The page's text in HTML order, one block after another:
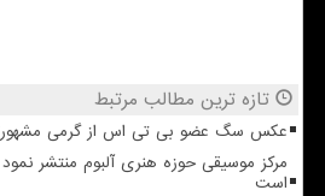
تازه ترین مطالب مرتبط
عکس سگ عضو بی تی اس از گرمی
مرکز موسیقی حوزه هنری آلبوم منتشر
است